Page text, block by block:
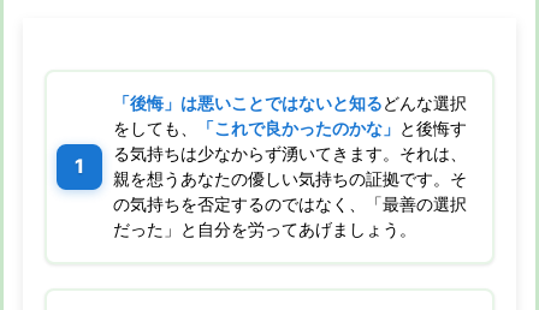
「後悔」は悪いことではないと知るどんな選択
をしても、
「これで良かったのかな」 と後悔す
る気持ちは少なからず湧いてきます。それは、
親を想うあなたの優しい気持ちの証拠です。そ
の気持ちを否定するのではなく、「最善の選択
だった」と自分を労ってあげましょう。